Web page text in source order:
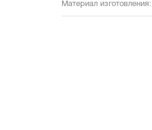
Материал изготовления: